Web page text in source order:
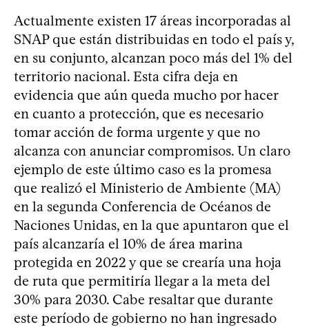
Actualmente existen 17 áreas incorporadas al
SNAP que están distribuidas en todo el país y,
en su conjunto, alcanzan poco más del 1% del
territorio nacional. Esta cifra deja en
evidencia que aún queda mucho por hacer
en cuanto a protección, que es necesario
tomar acción de forma urgente y que no
alcanza con anunciar compromisos. Un claro
ejemplo de este último caso es la promesa
que realizó el Ministerio de Ambiente (MA)
en la segunda Conferencia de Océanos de
Naciones Unidas, en la que apuntaron que el
país alcanzaría el 10% de área marina
protegida en 2022 y que se crearía una hoja
de ruta que permitiría llegar a la meta del
30% para 2030. Cabe resaltar que durante
este período de gobierno no han ingresado